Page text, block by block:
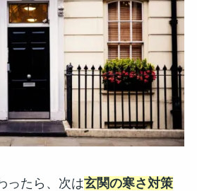
ったら、次は玄関の寒さ対策